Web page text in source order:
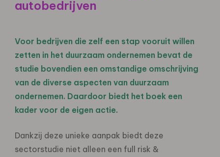
autobedrijven
Voor bedrijven die zelf een stap vooruit willen
zetten in het duurzaam ondernemen bevat de
studie bovendien een omstandige omschrijving
van de diverse aspecten van duurzaam
ondernemen. Daardoor biedt het boek een
kader voor de eigen actie.
Dankzij deze unieke aanpak biedt deze
sectorstudie niet alleen een full risk &